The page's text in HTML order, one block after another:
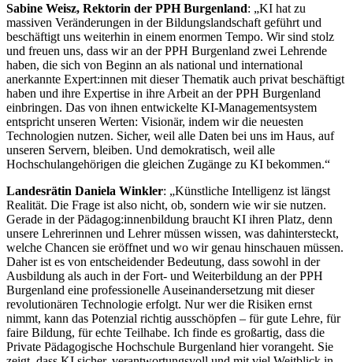
Sabine Weisz, Rektorin der PPH Burgenland: „KI hat zu
massiven Veränderungen in der Bildungslandschaft geführt und
beschäftigt uns weiterhin in einem enormen Tempo. Wir sind stolz
und freuen uns, dass wir an der PPH Burgenland zwei Lehrende
haben, die sich von Beginn an als national und international
anerkannte Expert:innen mit dieser Thematik auch privat beschäftigt
haben und ihre Expertise in ihre Arbeit an der PPH Burgenland
einbringen. Das von ihnen entwickelte KI-Managementsystem
entspricht unseren Werten: Visionär, indem wir die neuesten
Technologien nutzen. Sicher, weil alle Daten bei uns im Haus, auf
unseren Servern, bleiben. Und demokratisch, weil alle
Hochschulangehörigen die gleichen Zugänge zu KI bekommen.“
Landesrätin Daniela Winkler: „Künstliche Intelligenz ist längst
Realität. Die Frage ist also nicht, ob, sondern wie wir sie nutzen.
Gerade in der Pädagog:innenbildung braucht KI ihren Platz, denn
unsere Lehrerinnen und Lehrer müssen wissen, was dahintersteckt,
welche Chancen sie eröffnet und wo wir genau hinschauen müssen.
Daher ist es von entscheidender Bedeutung, dass sowohl in der
Ausbildung als auch in der Fort- und Weiterbildung an der PPH
Burgenland eine professionelle Auseinandersetzung mit dieser
revolutionären Technologie erfolgt. Nur wer die Risiken ernst
nimmt, kann das Potenzial richtig ausschöpfen – für gute Lehre, für
faire Bildung, für echte Teilhabe. Ich finde es großartig, dass die
Private Pädagogische Hochschule Burgenland hier vorangeht. Sie